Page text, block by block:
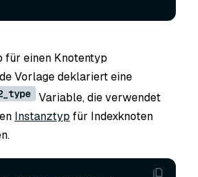
für einen Knotentyp
Vorlage deklariert eine
Variable, die verwendet
Instanztyp für Indexknoten